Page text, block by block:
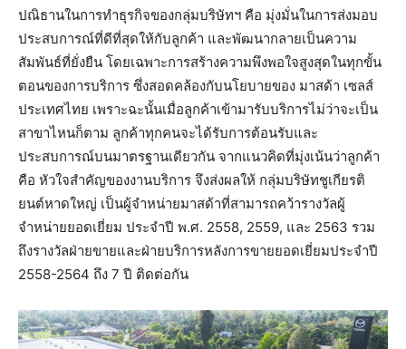
ปณิธานในการทำธุรกิจของกลุ่มบริษัทฯ คือ มุ่งมั่นในการส่งมอบ
ประสบการณ์ที่ดีที่สุดให้กับลูกค้า และพัฒนากลายเป็นความ
สัมพันธ์ที่ยั่งยืน โดยเฉพาะการสร้างความพึงพอใจสูงสุดในทุกขั้น
ตอนของการบริการ ซึ่งสอดคล้องกับนโยบายของ มาสด้า เซลส์
ประเทศไทย เพราะฉะนั้นเมื่อลูกค้าเข้ามารับบริการไม่ว่าจะเป็น
สาขาไหนก็ตาม ลูกค้าทุกคนจะได้รับการต้อนรับและ
ประสบการณ์บนมาตรฐานเดียวกัน จากแนวคิดที่มุ่งเน้นว่าลูกค้า
คือ หัวใจสำคัญของงานบริการ จึงส่งผลให้ กลุ่มบริษัทชูเกียรติ
ยนต์หาดใหญ่ เป็นผู้จำหน่ายมาสด้าที่สามารถคว้ารางวัลผู้
จำหน่ายยอดเยี่ยม ประจำปี พ.ศ. 2558, 2559, และ 2563 รวม
ถึงรางวัลฝ่ายขายและฝ่ายบริการหลังการขายยอดเยี่ยมประจำปี
2558-2564 ถึง 7 ปี ติดต่อกัน